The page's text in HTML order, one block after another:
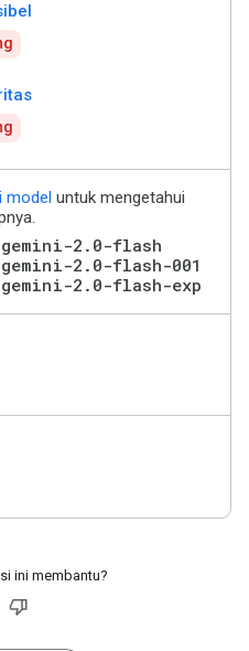
model untuk mengetahui
gemini-2.0-flash
gemini-2.0-flash-001
gemini-2.0-flash-exp
ini membantu?